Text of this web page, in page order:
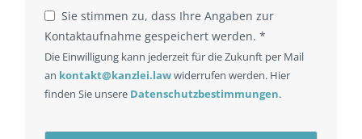
Sie stimmen zu, dass Ihre Angaben zur
Kontaktaufnahme gespeichert werden. *
Die Einwilligung kann jederzeit für die Zukunft per Mail
an kontakt@kanzlei.lawwiderrufen werden. Hier
finden Sie unsere Datenschutzbestimmungen.